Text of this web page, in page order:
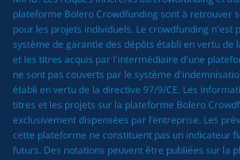
plateforme Bolero Crowdfunding sont à retrouver
pour les projets individuels. Le crowdfunding n'est
système de garantie des dépôts établi en vertu de
et les titres acquis par l'intermédiaire d'une
ne sont pas couverts par le système
établi en vertu de la directive 97/9/CE. Les
titres et les projets sur la plateforme Bolero
exclusivement dispensées par l’entreprise. Les
cette plateforme ne constituent pas un indicateur
futurs. Des notations peuvent être publiées sur la